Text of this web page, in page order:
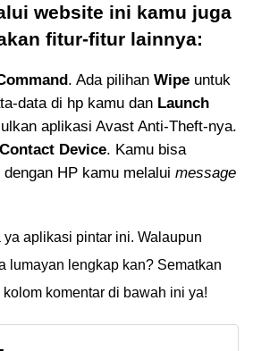
website ini kamu juga
fitur-fitur lainnya:
. Ada pilihan Wipe untuk
data di hp kamu dan Launch
aplikasi Avast Anti-Theft-nya.
Contact Device. Kamu bisa
HP kamu melalui message
aplikasi pintar ini. Walaupun
lumayan lengkap kan? Sematkan
komentar di bawah ini ya!